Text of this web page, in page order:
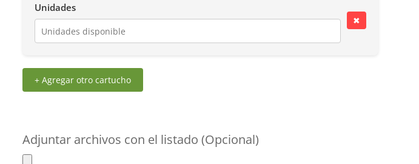
Unidades
✖
+ Agregar otro cartucho
Adjuntar archivos con el listado (Opcional)